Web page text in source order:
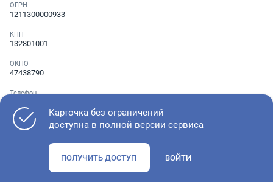
ОГРН
1211300000933
КПП
132801001
ОКПО
47438790
Телефон
Как оценить состояние компании
Карточка без ограничений
доступна в полной версии сервиса
ПОЛУЧИТЬ ДОСТУП ВОЙТИ